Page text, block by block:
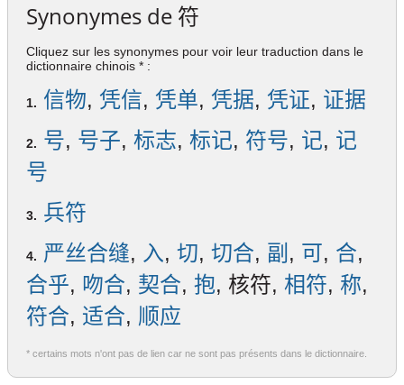
Synonymes de 符
Cliquez sur les synonymes pour voir leur traduction dans le
dictionnaire chinois * :
1. 信物, 凭信, 凭单, 凭据, 凭证, 证据
2. 号, 号子, 标志, 标记, 符号, 记, 记
号
3. 兵符
4. 严丝合缝, 入, 切, 切合, 副 , 可, 合,
合乎, 吻合, 契合, 抱, 核符, 相符, 称,
符合, 适合, 顺应
* certains mots n'ont pas de lien car ne sont pas présents dans le dictionnaire.